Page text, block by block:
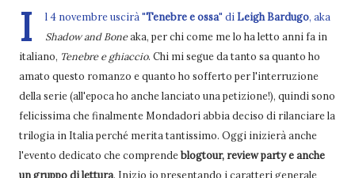
I l 4 novembre uscirà "Tenebre e ossa" di Leigh Bardugo, aka
Shadow and Boneaka, per chi come me lo ha letto anni fa in
italiano, Tenebre e ghiaccio. Chi mi segue da tanto sa quanto ho
amato questo romanzo e quanto ho sofferto per l'interruzione
della serie (all'epoca ho anche lanciato una petizione!), quindi sono
felicissima che finalmente Mondadori abbia deciso di rilanciare la
trilogia in Italia perché merita tantissimo. Oggi inizierà anche
l'evento dedicato che comprendeblogtour, review party e anche
un gruppo di lettura. Inizio io presentando i caratteri generale